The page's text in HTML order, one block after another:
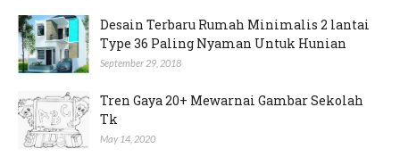
Desain Terbaru Rumah Minimalis 2 lantai
Type 36 Paling Nyaman Untuk Hunian
September 29, 2018
Tren Gaya 20+ Mewarnai Gambar Sekolah
Tk
May 14, 2020